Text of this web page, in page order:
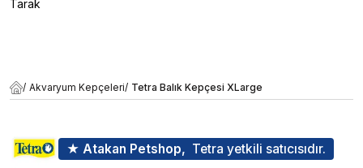
Tarak
/ Akvaryum Kepçeleri/ Tetra Balık Kepçesi XLarge
★ Atakan Petshop, Tetra yetkili satıcısıdır.